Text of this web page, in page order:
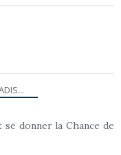
donner la Chance de